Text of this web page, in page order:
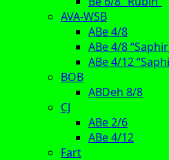
AVA-WSB
ABe 4/8
ABe 4/8
ABe 4/12
BOB
ABDeh 8/8
CJ
ABe 2/6
ABe 4/12
Fart